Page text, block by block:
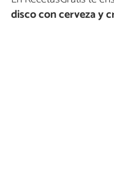
disco con cerveza y